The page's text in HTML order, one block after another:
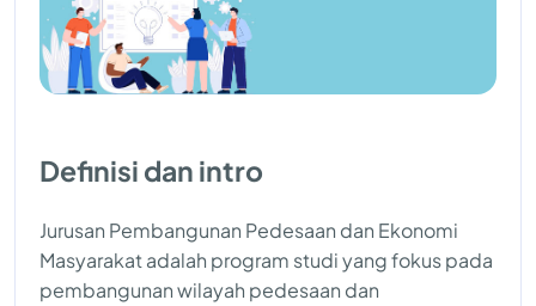
Definisi dan intro
Jurusan Pembangunan Pedesaan dan Ekonomi
Masyarakat adalah program studi yang fokus pada
pembangunan wilayah pedesaan dan